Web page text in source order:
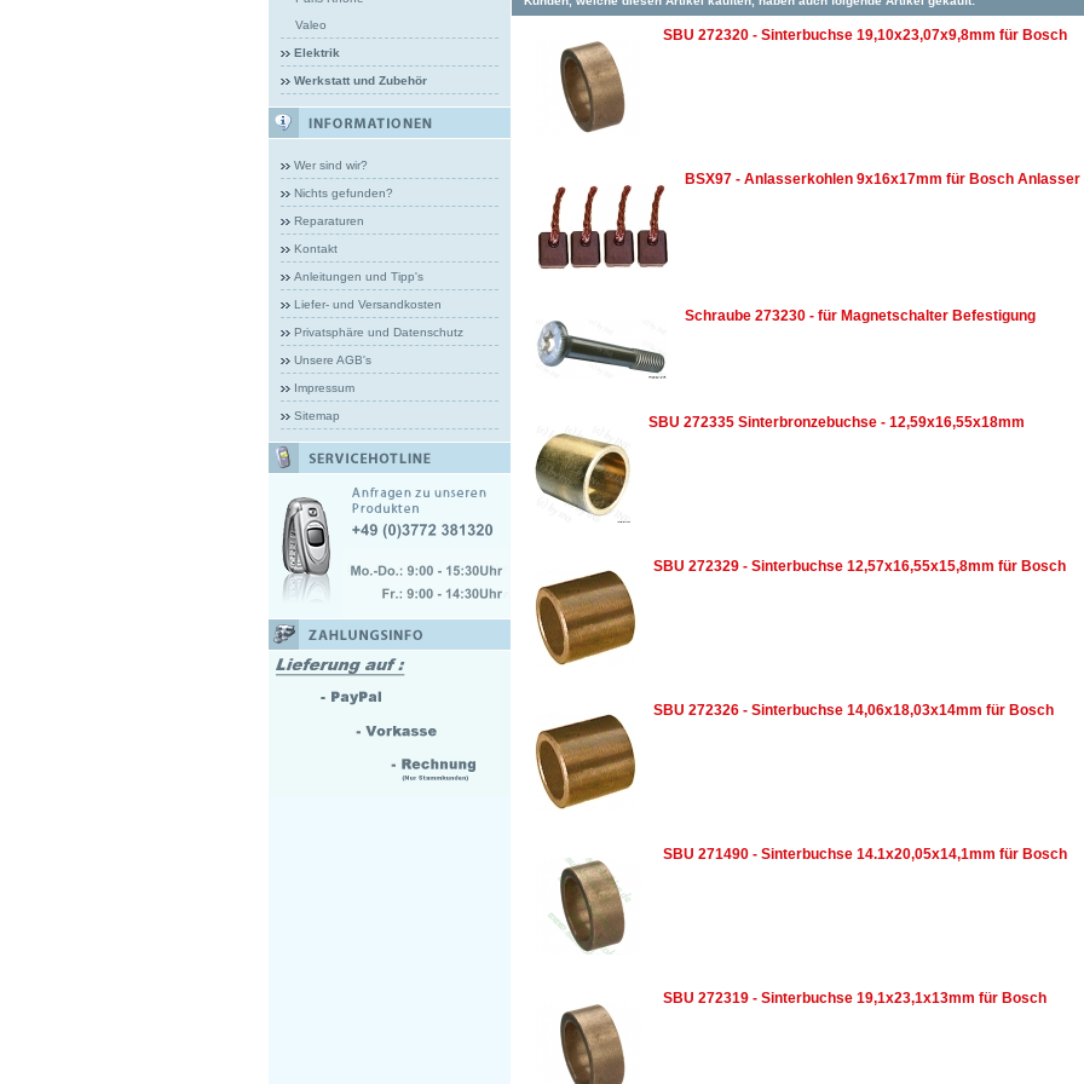
Valeo
Elektrik
Werkstatt und Zubehör
Wer sind wir?
Nichts gefunden?
Reparaturen
Kontakt
Anleitungen und Tipp's
Liefer- und Versandkosten
Privatsphäre und Datenschutz
Unsere AGB's
Impressum
Sitemap
SBU 272320 - Sinterbuchse 19,10x23,07x9,8mm für Bosch
BSX97 - Anlasserkohlen 9x16x17mm für Bosch Anlasser
Schraube 273230 - für Magnetschalter Befestigung
SBU 272335 Sinterbronzebuchse - 12,59x16,55x18mm
SBU 272329 - Sinterbuchse 12,57x16,55x15,8mm für Bosch
SBU 272326 - Sinterbuchse 14,06x18,03x14mm für Bosch
SBU 271490 - Sinterbuchse 14.1x20,05x14,1mm für Bosch
SBU 272319 - Sinterbuchse 19,1x23,1x13mm für Bosch